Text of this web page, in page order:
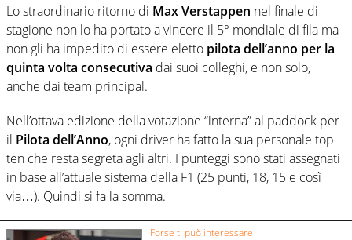
Lo straordinario ritorno di Max Verstappen nel finale di
stagione non lo ha portato a vincere il 5° mondiale di fila ma
non gli ha impedito di essere eletto pilota dell’anno per la
quinta volta consecutiva dai suoi colleghi, e non solo,
anche dai team principal.
Nell’ottava edizione della votazione “interna” al paddock per
il Pilota dell’Anno, ogni driver ha fatto la sua personale top
ten che resta segreta agli altri. I punteggi sono stati assegnati
in base all’attuale sistema della F1 (25 punti, 18, 15 e così
via…). Quindi si fa la somma.
Forse ti può interessare